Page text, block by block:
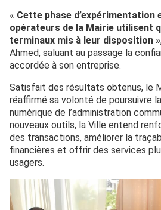
« Cette phase d’expérimentation
opérateurs de la Mairie utilisent
terminaux mis à leur disposition »
Ahmed, saluant au passage la
accordée à son entreprise.
Satisfait des résultats obtenus, le
réaffirmé sa volonté de poursuivre
numérique de l’administration
nouveaux outils, la Ville entend
des transactions, améliorer la
financières et offrir des services
usagers.